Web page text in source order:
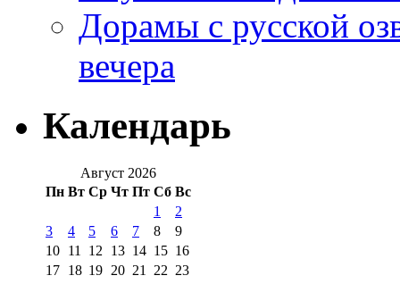
Дорамы с русской
вечера
Календарь
Август 2026
Пн Вт Ср Чт Пт Сб Вс
1
2
3
4 5 6 7 8
9
10 11 12 13 14 15 16
17 18 19 20 21 22 23